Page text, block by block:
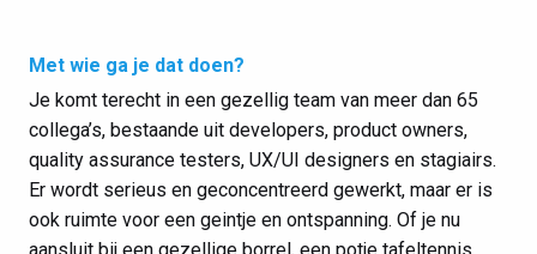
Met wie ga je dat doen?
Je komt terecht in een gezellig team van meer dan 65
collega’s, bestaande uit developers, product owners,
quality assurance testers, UX/UI designers en stagiairs.
Er wordt serieus en geconcentreerd gewerkt, maar er is
ook ruimte voor een geintje en ontspanning. Of je nu